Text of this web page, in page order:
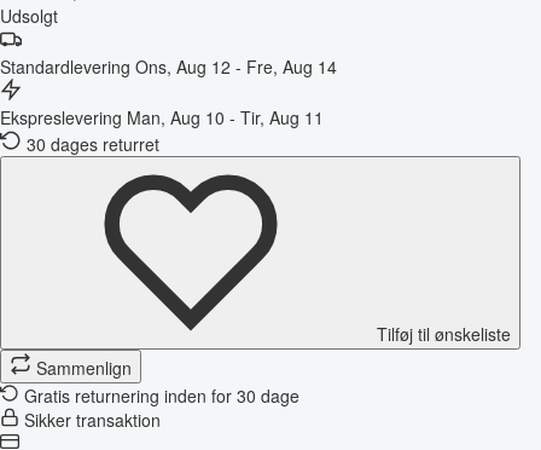
Udsolgt
Standardlevering Ons, Aug 12 - Fre, Aug 14
Ekspreslevering Man, Aug 10 - Tir, Aug 11
30 dages returret
Tilføj til ønskeliste
Sammenlign
Gratis returnering inden for 30 dage
Sikker transaktion